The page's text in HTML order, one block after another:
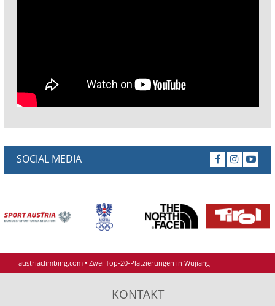
SOCIAL MEDIA
austriaclimbing.com • Zwei Top-20-Platzierungen in Wujiang
KONTAKT